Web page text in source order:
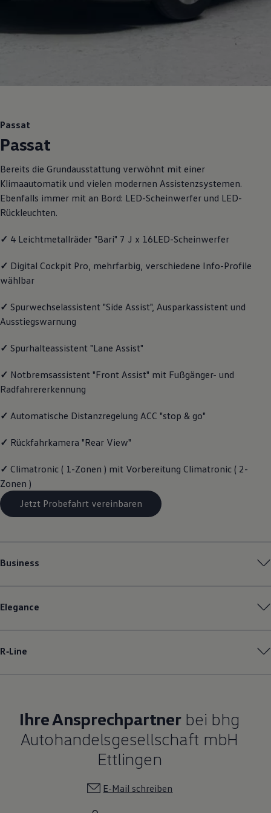
Pannen- und Unfallhilfe
Schutz und Pflege
Digitale Extras
Handy und Fahrzeug verbinden
Updates für Software, Karten und Radio
Über Ihr Auto
Vorgängermodelle
Warn- und Kontrollleuchten
Digitale Betriebsanleitung
Live Beratung
Transport
Familie
Elektromobilität
Pannen- und Unfallhilfe
Passat
Passat
Bereits die Grundausstattung verwöhnt mit einer
Klimaautomatik und vielen modernen Assistenzsystemen.
Ebenfalls immer mit an Bord: LED-Scheinwerfer und LED-
Rückleuchten.
✓ 4 Leichtmetallräder "Bari" 7 J x 16LED-Scheinwerfer
✓ Digital Cockpit Pro, mehrfarbig, verschiedene Info-Profile
wählbar
✓ Spurwechselassistent "Side Assist", Ausparkassistent und
Ausstiegswarnung
✓ Spurhalteassistent "Lane Assist"
✓ Notbremsassistent "Front Assist" mit Fußgänger- und
Radfahrererkennung
✓ Automatische Distanzregelung ACC "stop & go"
✓ Rückfahrkamera "Rear View"
✓ Climatronic ( 1-Zonen ) mit Vorbereitung Climatronic ( 2-
Zonen )
Jetzt Probefahrt vereinbaren
Business
Elegance
R‑Line
Ihre Ansprechpartnerbei bhg
Autohandelsgesellschaft mbH
Ettlingen
E-Mail schreiben